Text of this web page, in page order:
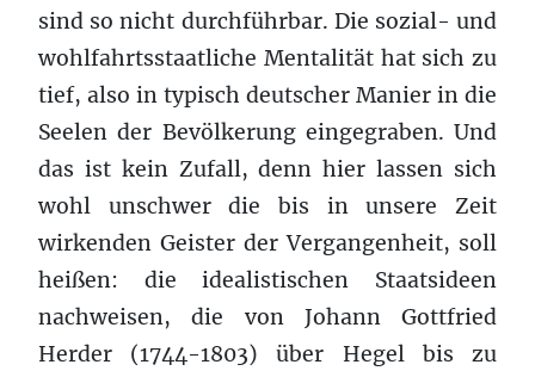
sind so nicht durchführbar. Die sozial- und
wohlfahrtsstaatliche Mentalität hat sich zu
tief, also in typisch deutscher Manier in die
Seelen der Bevölkerung eingegraben. Und
das ist kein Zufall, denn hier lassen sich
wohl unschwer die bis in unsere Zeit
wirkenden Geister der Vergangenheit, soll
heißen: die idealistischen Staatsideen
nachweisen, die von Johann Gottfried
Herder (1744-1803) über Hegel bis zu